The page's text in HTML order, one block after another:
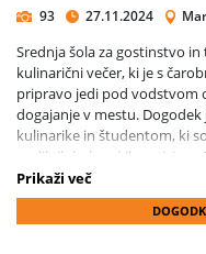
93 27.11.2024
Srednja šola za gostinstvo
kulinarični večer, ki je s
pripravo jedi pod vodstvom
dogajanje v mestu.
kulinarike in študentom, ki
vodilnih kuharskih mojstrov
Chef Ivica Katić, ki vodi
je s svojo ekipo pripravil
dalmatinskih okusov in
Prikaži več